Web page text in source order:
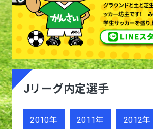
Jリーグ内定選手
2010年
2011年
2012年